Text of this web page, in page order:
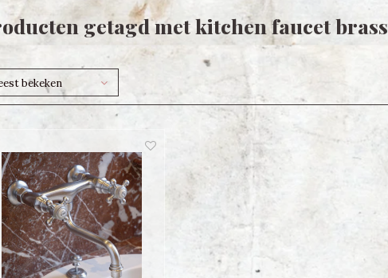
getagd met kitchen faucet brass
bekeken